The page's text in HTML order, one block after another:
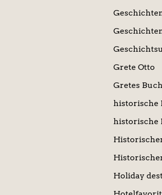
Grete Otto
Gretes
historische
historische
Holiday